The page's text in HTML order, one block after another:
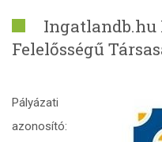
Felelősségű
Pályázati
azonosító: